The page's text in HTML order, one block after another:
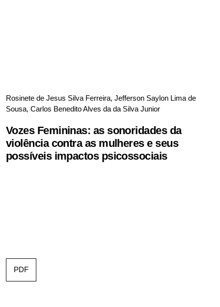
Rosinete de Jesus Silva Ferreira, Jefferson Saylon Lima de
Sousa, Carlos Benedito Alves da da Silva Junior
Vozes Femininas: as sonoridades da
violência contra as mulheres e seus
possíveis impactos psicossociais
PDF